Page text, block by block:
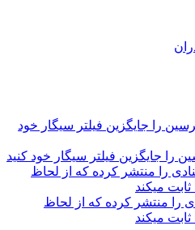
را جایگزین فیلتر سیگار خود کنید
را منتشر کرده که از لحاظ
میکند